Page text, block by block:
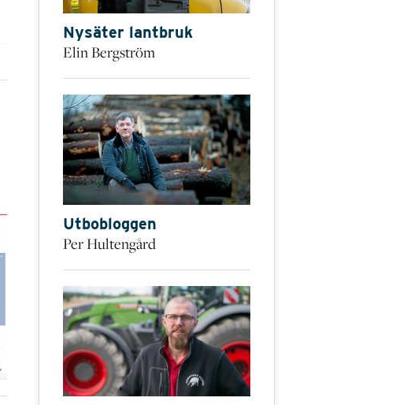
Nysäter lantbruk
Elin Bergström
Utbobloggen
Per Hultengård